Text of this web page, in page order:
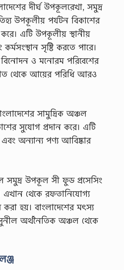
তা
হা
দীর্ঘ উপকূলরেখা, সমুদ্র
উপকূলীয় পর্যটন বিকাশের
করে। এটি উপকূলীয় স্থানীয়
সৃষ্টি করতে পারে।
ও মনোরম পরিবেশের
থেকে আয়ের পরিধি আরও
সামুদ্রিক অঞ্চল
সুযোগ প্রদান করে। এটি
অন্যান্য পণ্য আবিষ্কার
সমুদ্র উপকূল সী ফুড প্রসেসিং
এখান থেকে রফতানিযোগ্য
হয়। বাংলাদেশের মৎস্য
অর্থনৈতিক অঞ্চল থেকে